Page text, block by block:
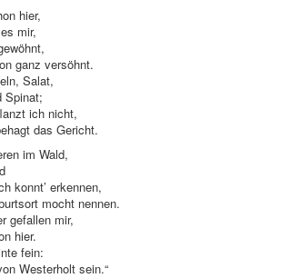
hier,
mir,
ganz versöhnt.
Salat,
Spinat;
ich nicht,
das Gericht.
im Wald,
konnt’ erkennen,
mocht nennen.
gefallen mir,
hier.
fein:
Westerholt sein.“